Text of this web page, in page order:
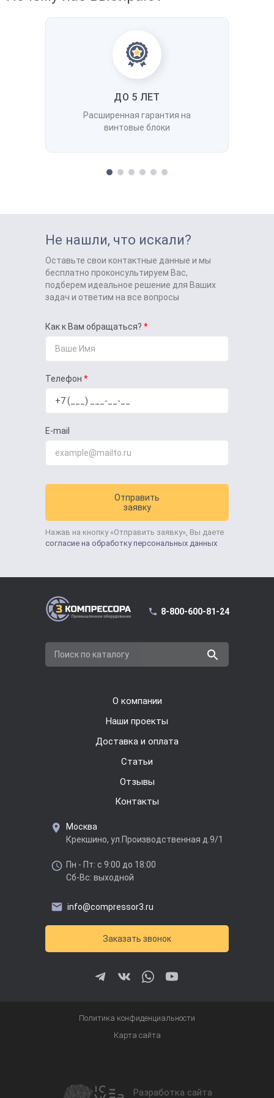
ДО 5 ЛЕТ
Расширенная гарантия на
винтовые блоки
Не нашли, что искали?
Оставьте свои контактные данные и мы
бесплатно проконсультируем Вас,
подберем идеальное решение для Ваших
задач и ответим на все вопросы
Как к Вам обращаться?
Телефон
E-mail
Отправить
заявку
Нажав на кнопку «Отправить заявку», Вы даете
согласие на обработку персональных данных
8-800-600-81-24
Поиск по каталогу
О компании
Наши проекты
Доставка и оплата
Cтатьи
Отзывы
Контакты
Москва
Крекшино, ул.Производственная д.9/1
Пн - Пт: с 9:00 до 18:00
Сб-Вс: выходной
info@compressor3.ru
Заказать звонок
Политика конфиденциальности
Карта сайта
Разработка сайта